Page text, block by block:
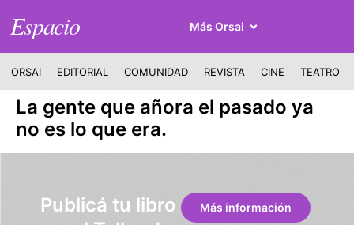
Espacio Más Orsai
ORSAI EDITORIAL COMUNIDAD REVISTA CINE TEATRO
La gente que añora el pasado ya
no es lo que era.
Publicá tu libro
Más información